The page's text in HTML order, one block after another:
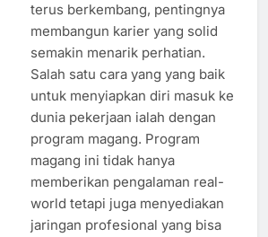
terus berkembang, pentingnya
membangun karier yang solid
semakin menarik perhatian.
Salah satu cara yang yang baik
untuk menyiapkan diri masuk ke
dunia pekerjaan ialah dengan
program magang. Program
magang ini tidak hanya
memberikan pengalaman real-
world tetapi juga menyediakan
jaringan profesional yang bisa